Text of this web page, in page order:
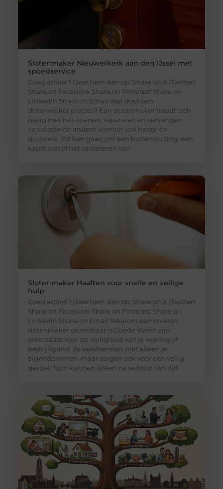
Slotenmaker Nieuwerkerk aan den IJssel met
spoedservice
Goed artikel? Deel hem dan op: Share on X (Twitter)
Share on Facebook Share on Pinterest Share on
LinkedIn Share on Email Wat doet een
slotenmaker precies? Een slotenmaker houdt zich
bezig met het openen, repareren en vervangen
van sloten en andere vormen van hang- en
sluitwerk. Dit kan gaan om een buitensluiting, een
kapot slot of het verbeteren van
Slotenmaker Haaften voor snelle en veilige
hulp
Goed artikel? Deel hem dan op: Share on X (Twitter)
Share on Facebook Share on Pinterest Share on
LinkedIn Share on Email Waarom een ervaren
slotenmaker onmisbaar is Goede sloten zijn
onmisbaar voor de veiligheid van je woning of
bedrijfspand. Ze beschermen niet alleen je
eigendommen, maar zorgen ook voor een veilig
gevoel. Toch kunnen sloten na verloop van tijd